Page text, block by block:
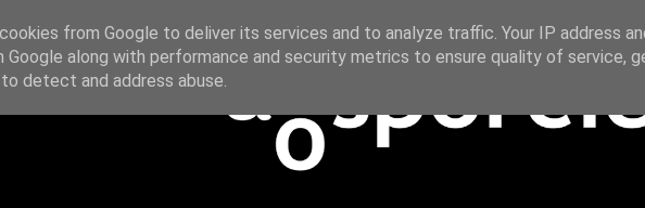
from Google to deliver its services and to analyze traffic. Your IP address
Google along with performance and security metrics to ensure quality of service,
detect and address abuse.